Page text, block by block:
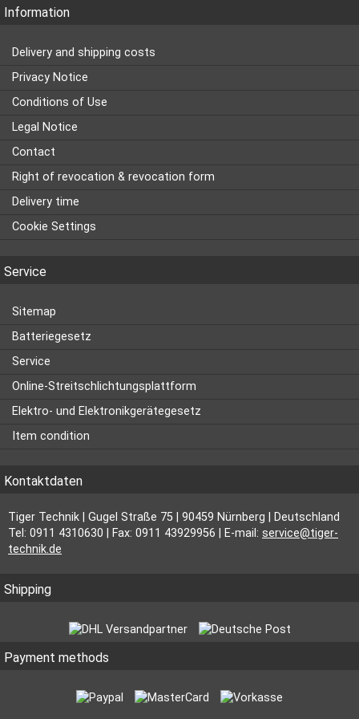
Information
Delivery and shipping costs
Privacy Notice
Conditions of Use
Legal Notice
Contact
Right of revocation & revocation form
Delivery time
Cookie Settings
Service
Sitemap
Batteriegesetz
Service
Online-Streitschlichtungsplattform
Elektro- und Elektronikgerätegesetz
Item condition
Kontaktdaten
Tiger Technik | Gugel Straße 75 | 90459 Nürnberg | Deutschland
Tel: 0911 4310630 | Fax: 0911 43929956 | E-mail: service@tiger-
technik.de
Shipping
Payment methods